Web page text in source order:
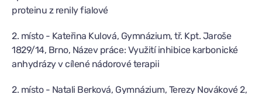
proteinu z renily fialové
2. místo - Kateřina Kulová, Gymnázium, tř. Kpt. Jaroše
1829/14, Brno, Název práce: Využití inhibice karbonické
anhydrázy v cílené nádorové terapii
2. místo - Natali Berková, Gymnázium, Terezy Novákové 2,